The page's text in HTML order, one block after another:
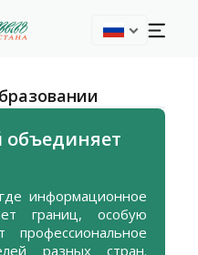
информационное
границ, особую
профессиональное
разных стран.